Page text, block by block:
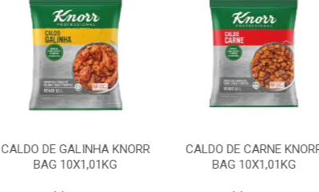
CALDO DE GALINHA KNORR
BAG 10X1,01KG
CALDO DE CARNE KNORR
BAG 10X1,01KG